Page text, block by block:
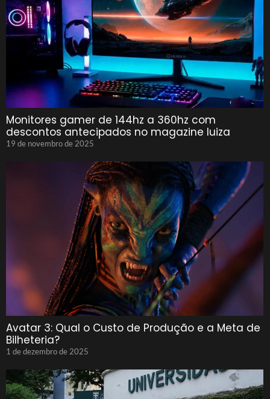
Monitores gamer de 144hz a 360hz com
descontos antecipados no magazine luiza
19 de novembro de 2025
Avatar 3: Qual o Custo de Produção e a Meta de
Bilheteria?
1 de dezembro de 2025